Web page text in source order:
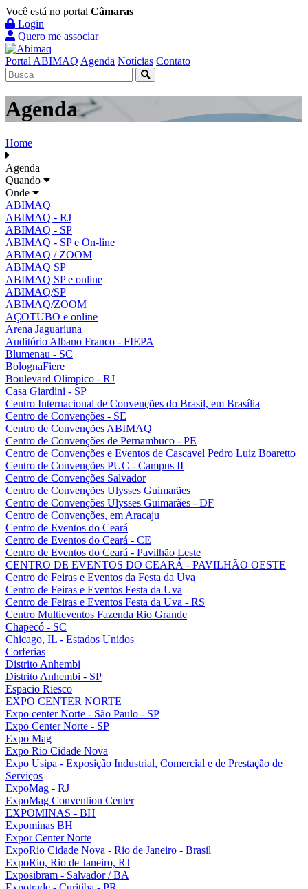
Você está no portal Câmaras
Login
Quero me associar
Portal ABIMAQ Agenda Notícias Contato
Agenda
Home
Agenda
Quando
Onde
ABIMAQ
ABIMAQ - RJ
ABIMAQ - SP
ABIMAQ - SP e On-line
ABIMAQ / ZOOM
ABIMAQ SP
ABIMAQ SP e online
ABIMAQ/SP
ABIMAQ/ZOOM
AÇOTUBO e online
Arena Jaguariuna
Auditório Albano Franco - FIEPA
Blumenau - SC
BolognaFiere
Boulevard Olimpico - RJ
Casa Giardini - SP
Centro Internacional de Convenções do Brasil, em Brasília
Centro de Convenções - SE
Centro de Convenções ABIMAQ
Centro de Convenções de Pernambuco - PE
Centro de Convenções e Eventos de Cascavel Pedro Luiz Boaretto
Centro de Convenções PUC - Campus II
Centro de Convenções Salvador
Centro de Convenções Ulysses Guimarães
Centro de Convenções Ulysses Guimarães - DF
Centro de Convenções, em Aracaju
Centro de Eventos do Ceará
Centro de Eventos do Ceará - CE
Centro de Eventos do Ceará - Pavilhão Leste
CENTRO DE EVENTOS DO CEARÁ - PAVILHÃO OESTE
Centro de Feiras e Eventos da Festa da Uva
Centro de Feiras e Eventos Festa da Uva
Centro de Feiras e Eventos Festa da Uva - RS
Centro Multieventos Fazenda Rio Grande
Chapecó - SC
Chicago, IL - Estados Unidos
Corferias
Distrito Anhembi
Distrito Anhembi - SP
Espacio Riesco
EXPO CENTER NORTE
Expo center Norte - São Paulo - SP
Expo Center Norte - SP
Expo Mag
Expo Rio Cidade Nova
Expo Usipa - Exposição Industrial, Comercial e de Prestação de
Serviços
ExpoMag - RJ
ExpoMag Convention Center
EXPOMINAS - BH
Expominas BH
Expor Center Norte
ExpoRio Cidade Nova - Rio de Janeiro - Brasil
ExpoRio, Rio de Janeiro, RJ
Exposibram - Salvador / BA